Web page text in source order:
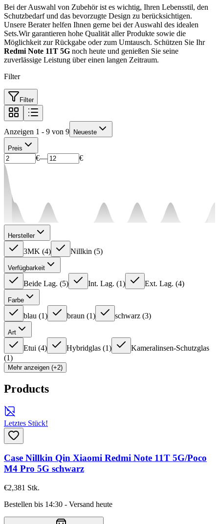
Bei der Auswahl von Zubehör ist es wichtig, Ihren Lebensstil, den
Schutzbedarf und das bevorzugte Design zu berücksichtigen.
Unsere Berater helfen Ihnen gerne bei der Auswahl des idealen
Sets.Wir garantieren hohe Qualität aller Produkte sowie die
Möglichkeit zur Rückgabe oder zum Umtausch. Schützen Sie Ihr
Redmi Note 11T 5G noch heute und genießen Sie seine
zuverlässige Leistung über einen langen Zeitraum.
Filter
Filter
Anzeigen 1 - 9 von 9 Neueste
Preis
€— €
Hersteller
3MK (4) Nillkin (5)
Verfügbarkeit
Beide Lag. (5) Int. Lag. (1) Ext. Lag. (4)
Farbe
blau (1) braun (1) schwarz (3)
Art
Etui (4) Hybridglas (1)
Kameralinsen-Schutzglas
(1)
Mehr anzeigen (+2)
Products
Letztes Stück!
Case Nillkin Qin Xiaomi Redmi Note 11T 5G/Poco
M4 Pro 5G schwarz
€2,381 Stk.
Bestellen bis 14:30 - Versand heute